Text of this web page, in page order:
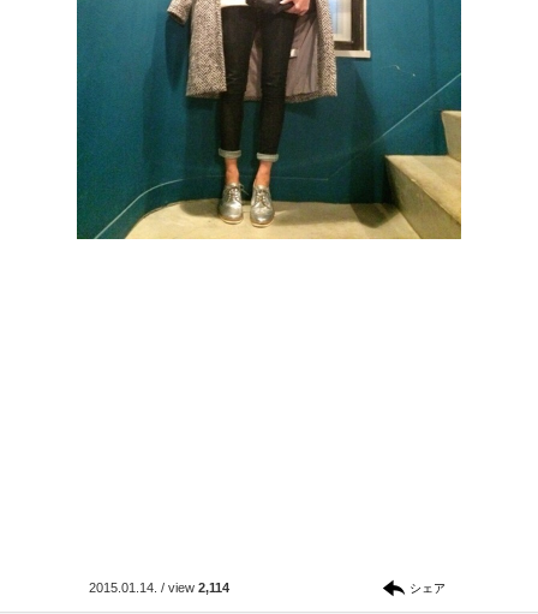
2015.01.14. / view 2,114 シェア